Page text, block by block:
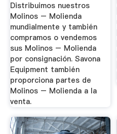
Distribuimos nuestros
Molinos – Molienda
mundialmente y también
compramos o vendemos
sus Molinos – Molienda
por consignación. Savona
Equipment también
proporciona partes de
Molinos – Molienda a la
venta.